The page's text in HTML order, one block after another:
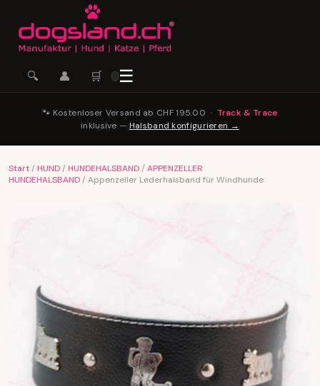
🔍 👤 🛒 ☰
🐾 Kostenloser Versand ab CHF 195.00 · Track & Trace
inklusive — Halsband konfigurieren →
Start / HUND / HUNDEHALSBAND / APPENZELLER
HUNDEHALSBAND / Appenzeller Lederhalsband für Windhunde